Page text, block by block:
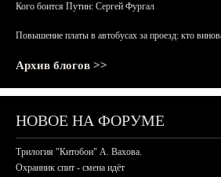
Кого боится Путин: Сергей Фургал
Повышение платы в автобусах за проезд: кто
Архив блогов >>
НОВОЕ НА ФОРУМЕ
Трилогия "Китобои" А. Вахова.
Охранник спит - смена идёт